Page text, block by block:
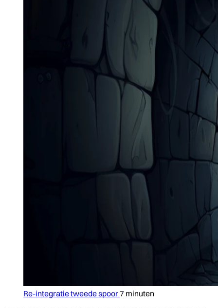
Re-integratie tweede spoor 7 minuten